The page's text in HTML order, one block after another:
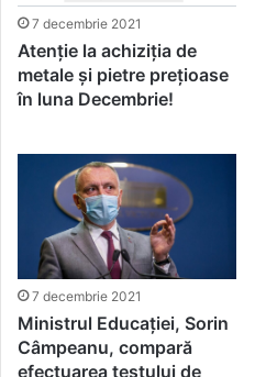
7 decembrie 2021
Atenție la achiziția de
metale și pietre prețioase
în luna Decembrie!
7 decembrie 2021
Ministrul Educației, Sorin
Câmpeanu, compară
efectuarea testului de